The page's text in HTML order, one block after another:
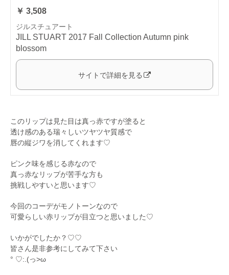
￥ 3,508
ジルスチュアート
JILL STUART 2017 Fall Collection Autumn pink
blossom
サイトで詳細を見る
このリップは見た目は真っ赤ですが塗ると
透け感のある瑞々しいツヤツヤ質感で
唇の縦ジワを消してくれます♡
ピンク味を感じる赤なので
真っ赤なリップが苦手な方も
挑戦しやすいと思います♡
今回のコーデがモノトーンなので
可愛らしい赤リップが目立つと思いました♡
いかがでしたか？♡♡
皆さん是非参考にしてみて下さい
° ♡:.(っ>ω